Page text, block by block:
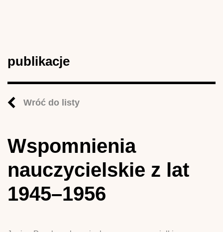
publikacje
Wróć do listy
Wspomnienia
nauczycielskie z lat
1945–1956